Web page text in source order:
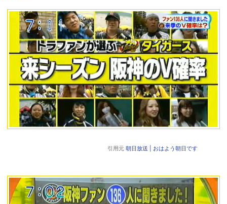
引用元 朝日放送 | おはよう朝日です